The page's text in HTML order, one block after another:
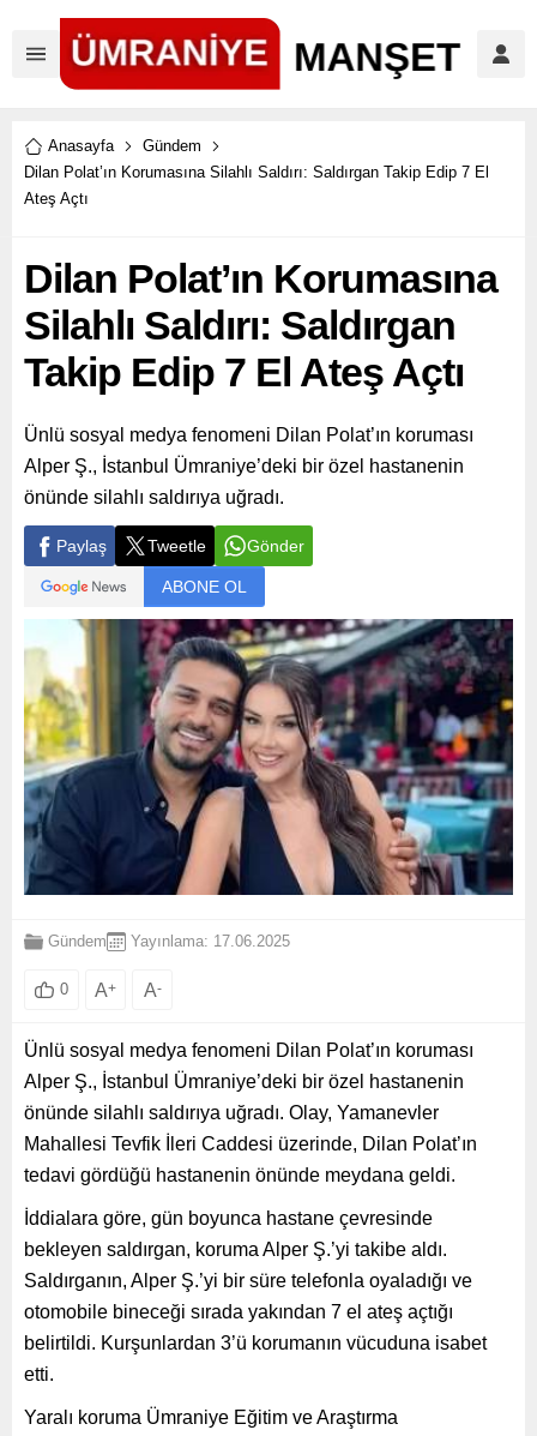
Anasayfa
Gündem
Dilan Polat’ın Korumasına Silahlı Saldırı: Saldırgan Takip Edip 7 El
Ateş Açtı
Dilan Polat’ın Korumasına
Silahlı Saldırı: Saldırgan
Takip Edip 7 El Ateş Açtı
Ünlü sosyal medya fenomeni Dilan Polat’ın koruması
Alper Ş., İstanbul Ümraniye’deki bir özel hastanenin
önünde silahlı saldırıya uğradı.
Paylaş Tweetle Gönder
ABONE OL
Gündem Yayınlama: 17.06.2025
0 A+ A-
Ünlü sosyal medya fenomeni Dilan Polat’ın koruması
Alper Ş., İstanbul Ümraniye’deki bir özel hastanenin
önünde silahlı saldırıya uğradı. Olay, Yamanevler
Mahallesi Tevfik İleri Caddesi üzerinde, Dilan Polat’ın
tedavi gördüğü hastanenin önünde meydana geldi.
İddialara göre, gün boyunca hastane çevresinde
bekleyen saldırgan, koruma Alper Ş.’yi takibe aldı.
Saldırganın, Alper Ş.’yi bir süre telefonla oyaladığı ve
otomobile bineceği sırada yakından 7 el ateş açtığı
belirtildi. Kurşunlardan 3’ü korumanın vücuduna isabet
etti.
Yaralı koruma Ümraniye Eğitim ve Araştırma